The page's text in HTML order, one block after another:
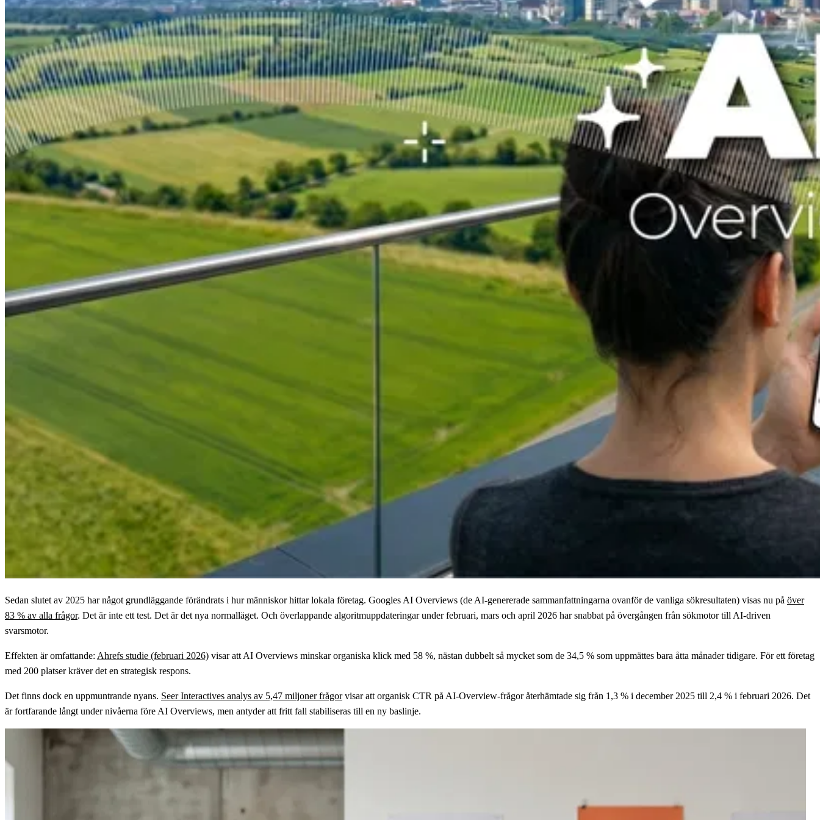
Sedan slutet av 2025 har något grundläggande förändrats i hur människor hittar lokala företag. Googles AI Overviews (de AI-genererade sammanfattningarna ovanför de vanliga sökresultaten) visas nu på över
83 % av alla frågor. Det är inte ett test. Det är det nya normalläget. Och överlappande algoritmuppdateringar under februari, mars och april 2026 har snabbat på övergången från sökmotor till AI-driven
svarsmotor.
Effekten är omfattande: Ahrefs studie (februari 2026) visar att AI Overviews minskar organiska klick med 58 %, nästan dubbelt så mycket som de 34,5 % som uppmättes bara åtta månader tidigare. För ett företag
med 200 platser kräver det en strategisk respons.
Det finns dock en uppmuntrande nyans. Seer Interactives analys av 5,47 miljoner frågorvisar att organisk CTR på AI-Overview-frågor återhämtade sig från 1,3 % i december 2025 till 2,4 % i februari 2026. Det
är fortfarande långt under nivåerna före AI Overviews, men antyder att fritt fall stabiliseras till en ny baslinje.